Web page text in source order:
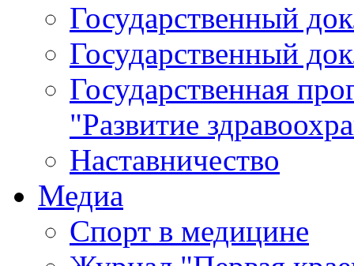
Государственный
Государственный
Государственная
"Развитие
Наставничество
Медиа
Спорт в медицине